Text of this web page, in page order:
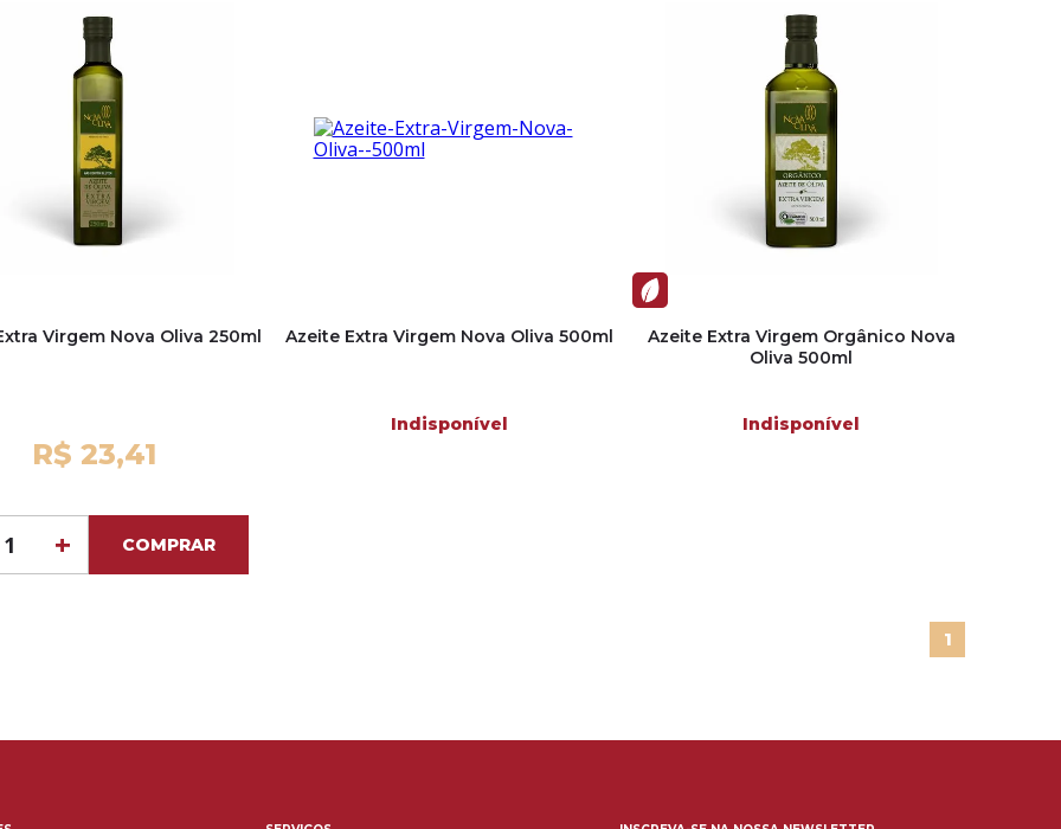
Virgem Nova Oliva 250ml
R$ 23,41
+ COMPRAR
Azeite Extra Virgem Nova Oliva 500ml
Indisponível
Azeite Extra Virgem Orgânico Nova
Oliva 500ml
Indisponível
1